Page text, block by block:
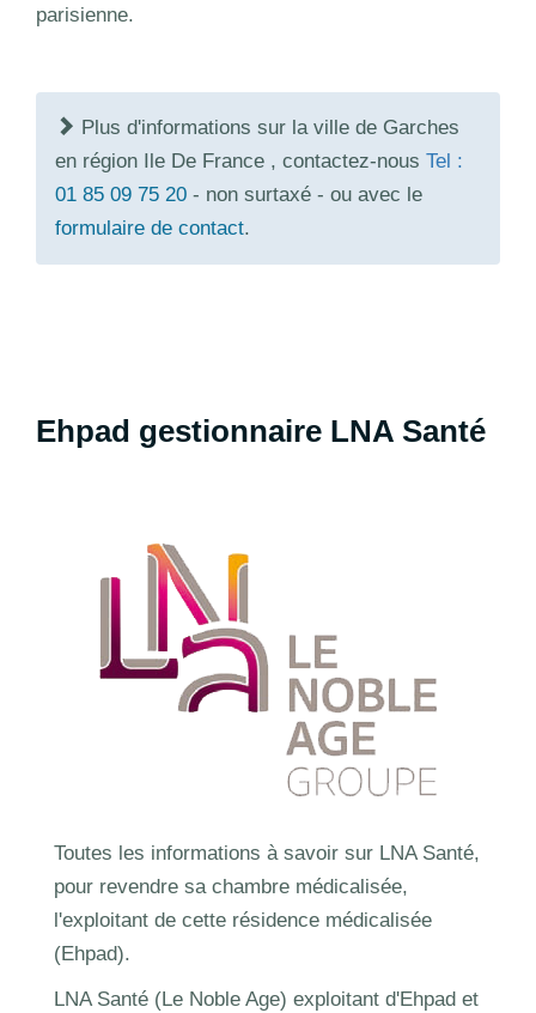
parisienne.
Plus d'informations sur la ville de Garches
en région Ile De France , contactez-nous Tel :
01 85 09 75 20 - non surtaxé - ou avec le
formulaire de contact.
Ehpad gestionnaire LNA Santé
Toutes les informations à savoir sur LNA Santé,
pour revendre sa chambre médicalisée,
l'exploitant de cette résidence médicalisée
(Ehpad).
LNA Santé (Le Noble Age) exploitant d'Ehpad et